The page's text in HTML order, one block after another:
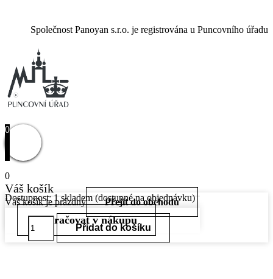
Společnost Panoyan s.r.o. je registrována u Puncovního úřadu
0
0
Váš košík
Váš košík je prázdný Přejít do obchodu
Pokračovat v nákupu
Dostupnost: 1 skladem (dostupné na objednávku)
585/1000,
Přidat do košíku